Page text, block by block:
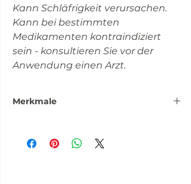
Kann Schläfrigkeit verursachen.
Kann bei bestimmten
Medikamenten kontraindiziert
sein - konsultieren Sie vor der
Anwendung einen Arzt.
Merkmale
CBD-Destillat
natürliche Terpene